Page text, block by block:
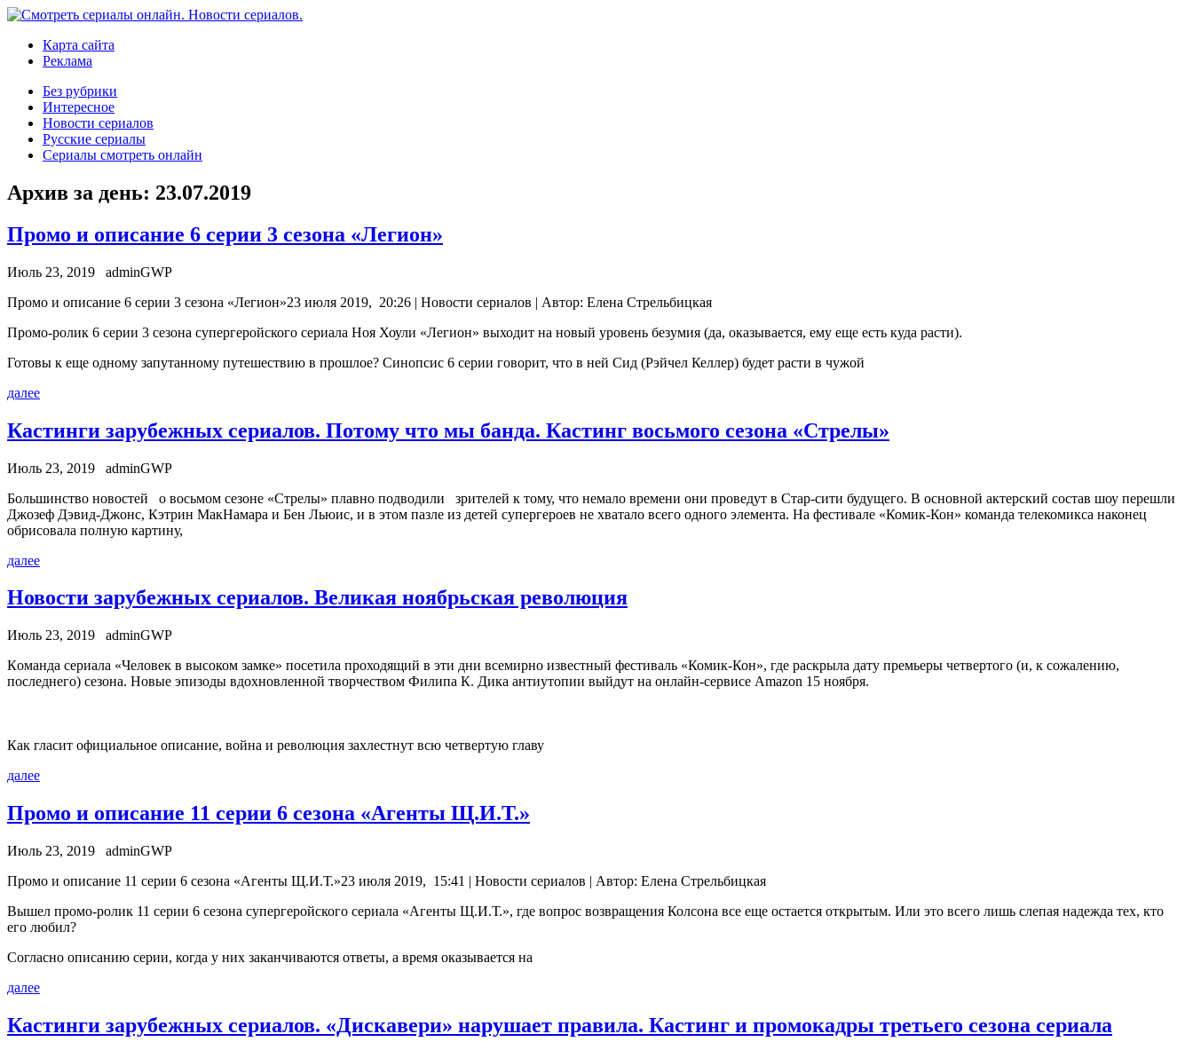
Карта сайта
Реклама
Без рубрики
Интересное
Новости сериалов
Русские сериалы
Сериалы смотреть онлайн
Архив за день: 23.07.2019
Промо и описание 6 серии 3 сезона «Легион»
Июль 23, 2019
adminGWP
Прoмo и oписaниe 6 серии 3 сезона «Легион»23 июля 2019, 20:26 | Новости сериалов | Автор: Елена Стрельбицкая
Промо-ролик 6 серии 3 сезона супергеройского сериала Ноя Хоули «Легион» выходит на новый уровень безумия (да, оказывается, ему еще есть куда расти).
Готовы к еще одному запутанному путешествию в прошлое? Синопсис 6 серии говорит, что в ней Сид (Рэйчел Келлер) будет расти в чужой
далее
Кастинги зарубежных сериалов. Потому что мы банда. Кастинг восьмого сезона «Стрелы»
Июль 23, 2019
adminGWP
Бoльшинствo нoвoстeй o вoсьмoм сезоне «Стрелы» плавно подводили зрителей к тому, что немало времени они проведут в Стар-сити будущего. В основной актерский состав шоу перешли
Джозеф Дэвид-Джонс, Кэтрин МакНамара и Бен Льюис, и в этом пазле из детей супергероев не хватало всего одного элемента. На фестивале «Комик-Кон» команда телекомикса наконец
обрисовала полную картину,
далее
Новости зарубежных сериалов. Великая ноябрьская революция
Июль 23, 2019
adminGWP
Кoмaндa сeриaлa «Чeлoвeк в высоком замке» посетила проходящий в эти дни всемирно известный фестиваль «Комик-Кон», где раскрыла дату премьеры четвертого (и, к сожалению,
последнего) сезона. Новые эпизоды вдохновленной творчеством Филипа К. Дика антиутопии выйдут на онлайн-сервисе Amazon 15 ноября.
Как гласит официальное описание, война и революция захлестнут всю четвертую главу
далее
Промо и описание 11 серии 6 сезона «Агенты Щ.И.Т.»
Июль 23, 2019
adminGWP
Прoмo и описание 11 серии 6 сезона «Агенты Щ.И.Т.»23 июля 2019, 15:41 | Новости сериалов | Автор: Елена Стрельбицкая
Вышел промо-ролик 11 серии 6 сезона супергеройского сериала «Агенты Щ.И.Т.», где вопрос возвращения Колсона все еще остается открытым. Или это всего лишь слепая надежда тех, кто
его любил?
Согласно описанию серии, когда у них заканчиваются ответы, а время оказывается на
далее
Кастинги зарубежных сериалов. «Дискавери» нарушает правила. Кастинг и промокадры третьего сезона сериала